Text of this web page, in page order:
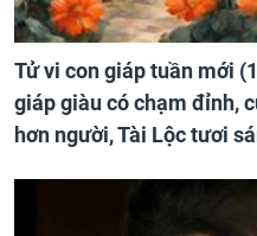
Tử vi con giáp tuần mới
giáp giàu có chạm đỉnh,
hơn người, Tài Lộc tươi